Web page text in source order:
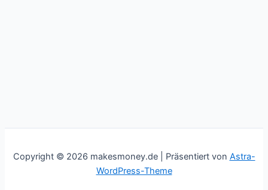
Copyright © 2026 makesmoney.de | Präsentiert von Astra-
WordPress-Theme